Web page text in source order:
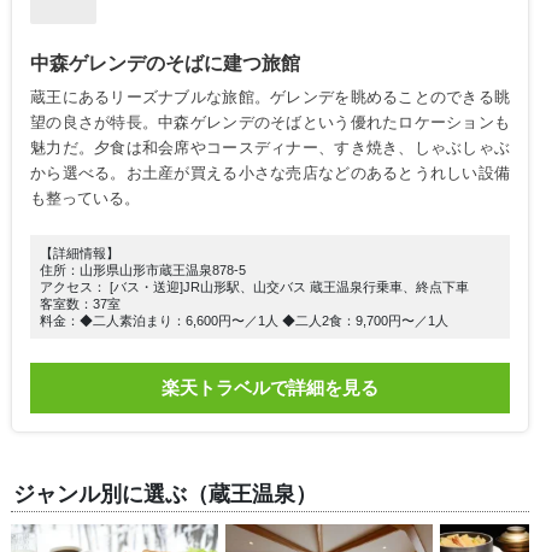
中森ゲレンデのそばに建つ旅館
蔵王にあるリーズナブルな旅館。ゲレンデを眺めることのできる眺
望の良さが特長。中森ゲレンデのそばという優れたロケーションも
魅力だ。夕食は和会席やコースディナー、すき焼き、しゃぶしゃぶ
から選べる。お土産が買える小さな売店などのあるとうれしい設備
も整っている。
【詳細情報】
住所：山形県山形市蔵王温泉878-5
アクセス： [バス・送迎]JR山形駅、山交バス 蔵王温泉行乗車、終点下車
客室数：37室
料金：◆二人素泊まり：6,600円〜／1人 ◆二人2食：9,700円〜／1人
楽天トラベルで詳細を見る
ジャンル別に選ぶ（蔵王温泉）